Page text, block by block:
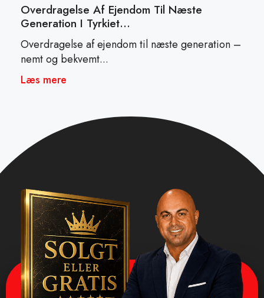
Overdragelse Af Ejendom Til Næste
Generation I Tyrkiet…
Overdragelse af ejendom til næste generation –
nemt og bekvemt...
Læs mere